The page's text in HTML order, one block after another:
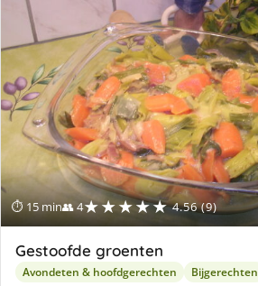
⏱ 15 min👥 4★★★★★ 4.56 (9)
Gestoofde groenten
Avondeten & hoofdgerechten Bijgerechten